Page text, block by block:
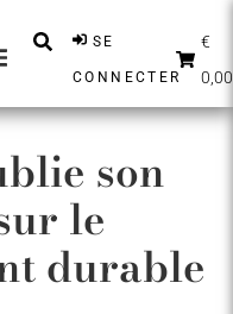
SE
CONNECTER
€
0,00
son
le
durable